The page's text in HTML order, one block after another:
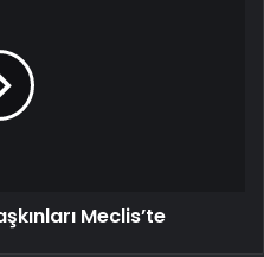
Meclis’te